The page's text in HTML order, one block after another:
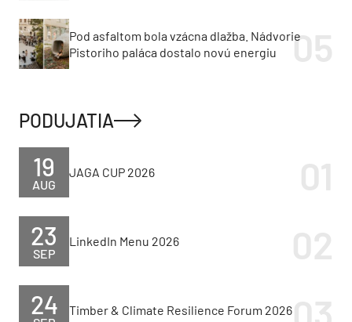
Pod asfaltom bola vzácna dlažba. Nádvorie
Pistoriho paláca dostalo novú energiu
PODUJATIA
AUG
19 JAGA CUP 2026
SEP
23 LinkedIn Menu 2026
24 Timber & Climate Resilience Forum 2026